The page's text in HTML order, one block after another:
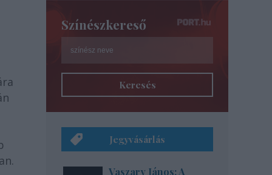
Színészkereső
Keresés
Jegyvásárlás
Vaszary János: A